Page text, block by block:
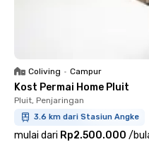
Coliving • Campur
Kost Permai Home Pluit
Pluit, Penjaringan
3.6 km dari Stasiun Angke
mulai dari Rp2.500.000 /